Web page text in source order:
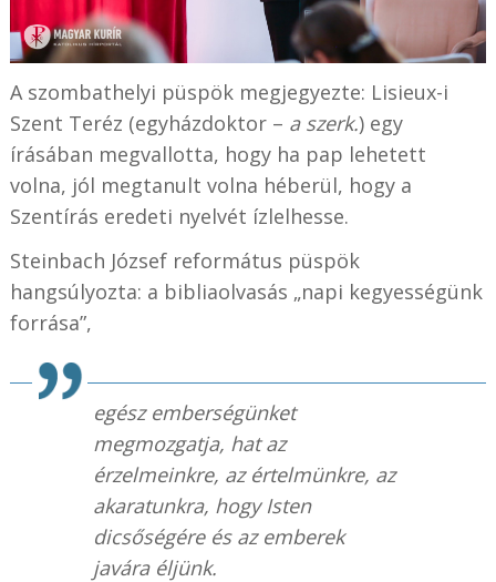
A szombathelyi püspök megjegyezte: Lisieux-i
Szent Teréz (egyházdoktor – a szerk.) egy
írásában megvallotta, hogy ha pap lehetett
volna, jól megtanult volna héberül, hogy a
Szentírás eredeti nyelvét ízlelhesse.
Steinbach József református püspök
hangsúlyozta: a bibliaolvasás „napi kegyességünk
forrása”,
egész emberségünket
megmozgatja, hat az
érzelmeinkre, az értelmünkre, az
akaratunkra, hogy Isten
dicsőségére és az emberek
javára éljünk.